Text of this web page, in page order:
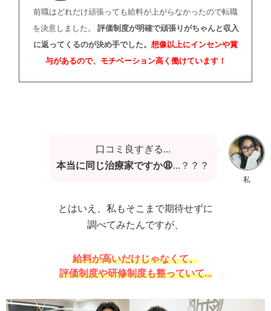
前職はどれだけ頑張っても給料が上がらなかったので転職
を決意しました。 評価制度が明確で頑張りがちゃんと収入
に返ってくるのが決め手でした。 想像以上にインセンや賞
与があるので、モチベーション高く働けています！
私
口コミ良すぎる…
本当に同じ治療家ですか😩…？？？
とはいえ、私もそこまで期待せずに
調べてみたんですが、
給料が高いだけじゃなくて、
評価制度や研修制度も整っていて…